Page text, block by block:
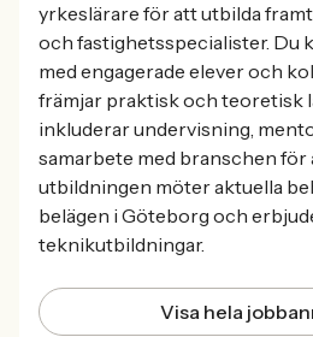
yrkeslärare för att utbilda
och fastighetsspecialister. Du
med engagerade elever och
främjar praktisk och teoretisk
inkluderar undervisning,
samarbete med branschen för
utbildningen möter aktuella
belägen i Göteborg och
teknikutbildningar.
Visa hela